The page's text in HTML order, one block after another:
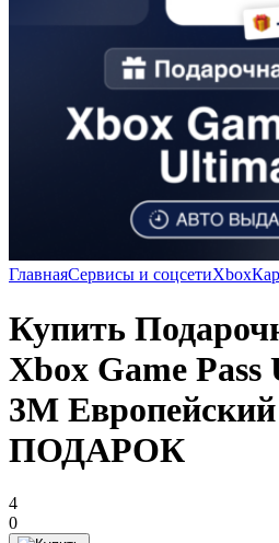
ГлавнаяСервисы и соцсетиXbox
Купить
Xbox Game
3M
ПОДАРОК
4
0